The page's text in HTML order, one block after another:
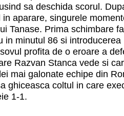
sa deschida scorul.
aparare, singurele
Tanase. Prima schimbare
in minutul 86 si
profita de o eroare a
Razvan Stanca vede si
mai galonate echipe din
ghiceasca coltul in care
1-1.